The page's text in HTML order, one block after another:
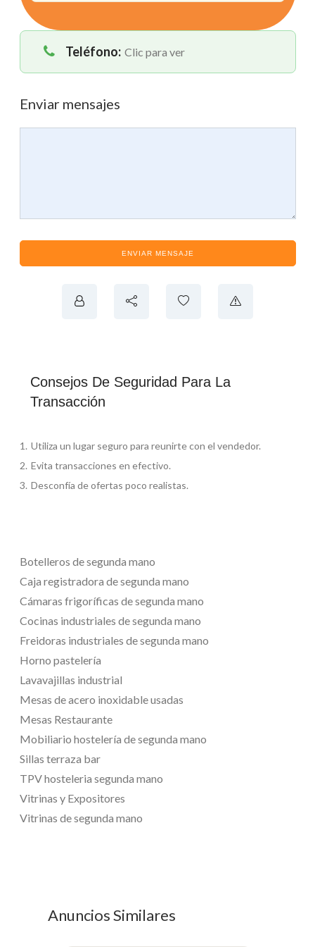
Teléfono: Clic para ver
Enviar mensajes
ENVIAR MENSAJE
Consejos De Seguridad Para La
Transacción
Utiliza un lugar seguro para reunirte con el vendedor.
Evita transacciones en efectivo.
Desconfía de ofertas poco realistas.
Botelleros de segunda mano
Caja registradora de segunda mano
Cámaras frigoríficas de segunda mano
Cocinas industriales de segunda mano
Freidoras industriales de segunda mano
Horno pastelería
Lavavajillas industrial
Mesas de acero inoxidable usadas
Mesas Restaurante
Mobiliario hostelería de segunda mano
Sillas terraza bar
TPV hosteleria segunda mano
Vitrinas y Expositores
Vitrinas de segunda mano
Anuncios Similares